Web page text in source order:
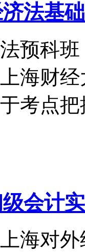
法基
预科
海财
考点
会计
海对